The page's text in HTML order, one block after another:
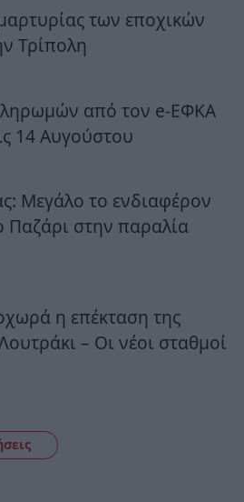
των εποχικών
Τρίπολη
από τον e-ΕΦΚΑ
14 Αυγούστου
Μεγάλο το ενδιαφέρον
Παζάρι στην παραλία
η επέκταση της
– Οι νέοι σταθμοί